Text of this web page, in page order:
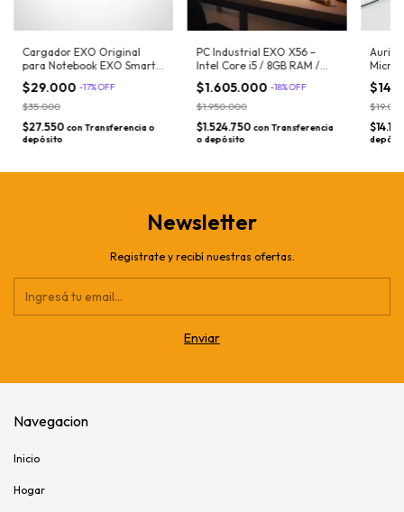
Cargador EXO Original
para Notebook EXO Smart
M33 / L33 / M37 / L37 – 12V
2A
$29.000 -17%OFF
$35.000
$27.550 con Transferencia o
depósito
PC Industrial EXO X56 –
Intel Core i5 / 8GB RAM /
SSD 256GB – 2 RJ45 LAN
Gigabit – Entornos
exigentes
$1.605.000 -18%OFF
$1.950.000
$1.524.750 conTransferencia
o depósito
mm –
PC y
Newsletter
Registrate y recibí nuestras ofertas.
Navegacion
Inicio
Hogar